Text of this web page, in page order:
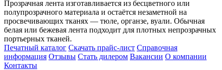
Прозрачная лента изготавливается из бесцветного или
полупрозрачного материала и остаётся незаметной на
просвечивающих тканях — тюле, органзе, вуали. Обычная
белая или бежевая лента подходит для плотных непрозрачных
портьерных тканей.
Печатный каталог Скачать прайс-лист Справочная
информация Отзывы Стать дилером Вакансии О компании
Контакты